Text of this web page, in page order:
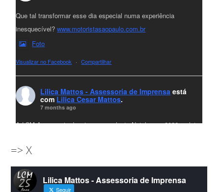
Que tal transformar esse dia especial numa experiência
inesquecível?www.motoristasaopaulo.com.br
Foto
Visualizar no Facebook · Compartilhar
Lilica Mattos - Assessoria de Imprensa está
com Lilica Cesar Mattos.
7 months ago
A LCM Assessoria deseja um excelente Natal e um 2026 repleto
amigos que sempre nos acompanham!🎄✨🥂❤️
#lcmassessoriassessoria#natal #merrychristmas #felizanonovo
#HappyNewYear
=> X
Lilica Mattos - Assessoria de Imprensa
Seguir